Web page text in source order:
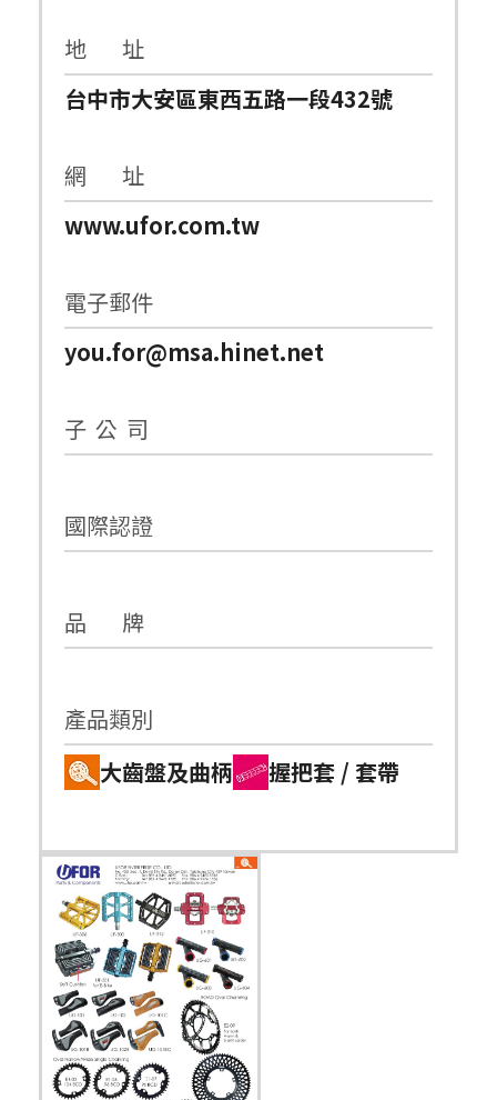
地 址
台中市大安區東西五路一段432號
網 址
www.ufor.com.tw
電子郵件
you.for@msa.hinet.net
子 公 司
國際認證
品 牌
產品類別
大齒盤及曲柄
握把套 / 套帶